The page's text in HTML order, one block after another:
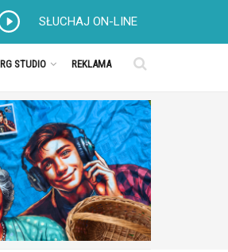
SŁUCHAJ ON-LINE
RG STUDIO REKLAMA